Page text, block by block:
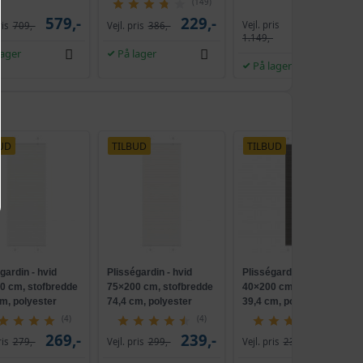
324,-
304,-
269,-
346,-
289,-
326,-
289,-
709,- 579,- Vejl. pris 386,- 229,-
På lager
uden værktøj - cloud
hvid
Vejl. pris
1.149,-
På lager
- hvid
cm, stofbredde
polyester
(4)
279,- 269,-
TILBUD
Plisségardin - hvid
75×200 cm, stofbredde
74,4 cm, polyester
(4)
Vejl. pris 299,- 239,-
TILBUD
Plisségardin - sort
40×200 cm, stofbredde
39,4 cm, polyester
Vejl. pris 232,-